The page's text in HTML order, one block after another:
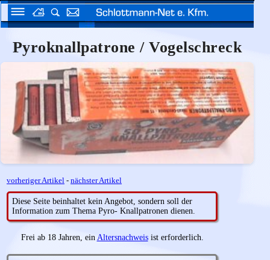
Pyroknallpatrone / Vogelschreck
vorheriger Artikel - nächster Artikel
Diese Seite beinhaltet kein Angebot, sondern soll der
Information zum Thema Pyro- Knallpatronen dienen.
Frei ab 18 Jahren, ein Altersnachweisist erforderlich.